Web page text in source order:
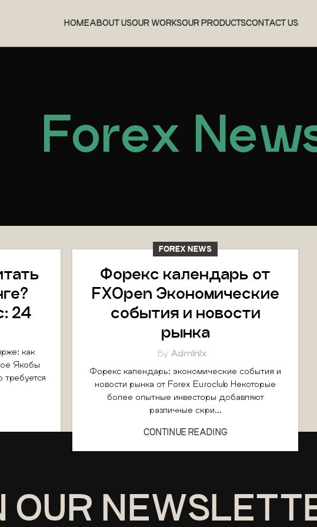
HOMEABOUT USOUR WORKSOUR PRODUCTSCONTACT US
Forex
24
как
Якобы
FOREX NEWS
Форекс календарь от
FXOpen Экономические
события и новости
рынка
By Admlnlx
Форекс календарь: экономические события и
новости рынка от Forex Euroclub Некоторые
более опытные инвесторы добавляют
различные скри...
CONTINUE READING
OUR